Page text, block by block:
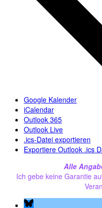
Google Kalender
iCalendar
Outlook 365
Outlook Live
.ics-Datei exportieren
Exportiere Outlook .ics
Alle
Ich gebe keine Garantie